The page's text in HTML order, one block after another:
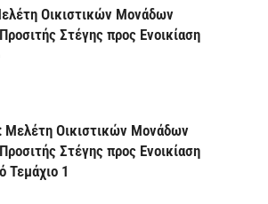
Οικιστικών Μονάδων
Στέγης προς Ενοικίαση
Μελέτη Οικιστικών Μονάδων
Στέγης προς Ενοικίαση
Τεμάχιο 1